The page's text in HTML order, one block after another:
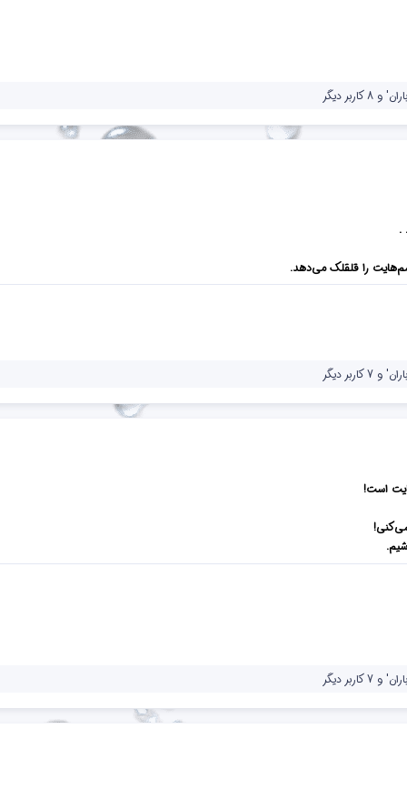
باران' و 8 کاربر دیگر
.
را قلقلک می‌دهد.
باران' و 7 کاربر دیگر
است!
باران' و 7 کاربر دیگر